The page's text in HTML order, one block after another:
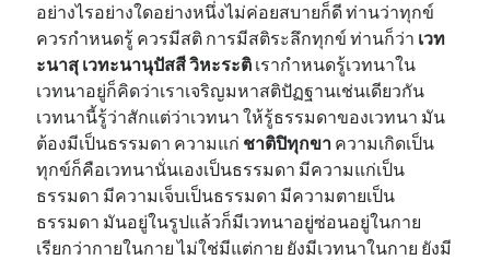
อย่างไรอย่างใดอย่างหนึ่งไม่ค่อยสบายก็ดี ท่านว่าทุกข์
ควรกำหนดรู้ ควรมีสติ การมีสติระลึกทุกข์ ท่านก็ว่า เวท
ะนาสุ เวทะนานุปัสสี วิหะระติ เรากำหนดรู้เวทนาใน
เวทนาอยู่ก็คิดว่าเราเจริญมหาสติปัฏฐานเช่นเดียวกัน
เวทนานี้รู้ว่าสักแต่ว่าเวทนา ให้รู้ธรรมดาของเวทนา มัน
ต้องมีเป็นธรรมดา ความแก่ ชาติปิทุกขา ความเกิดเป็น
ทุกข์ก็คือเวทนานั่นเองเป็นธรรมดา มีความแก่เป็น
ธรรมดา มีความเจ็บเป็นธรรมดา มีความตายเป็น
ธรรมดา มันอยู่ในรูปแล้วก็มีเวทนาอยู่ซ่อนอยู่ในกาย
เรียกว่ากายในกาย ไม่ใช่มีแต่กาย ยังมีเวทนาในกาย ยังมี